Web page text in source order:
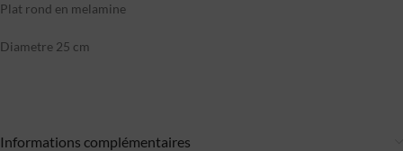
Plat rond en melamine
Diametre 25 cm
Informations complémentaires